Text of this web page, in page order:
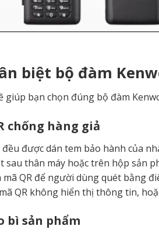
biệt bộ đàm
giúp bạn chọn đúng bộ đàm
chống hàng giả
được dán tem bảo hành của
thân máy hoặc trên hộp sản
QR để người dùng quét bằng
QR không hiển thị thông tin,
bì sản phẩm